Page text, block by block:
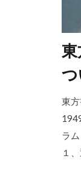
東
ラ
１